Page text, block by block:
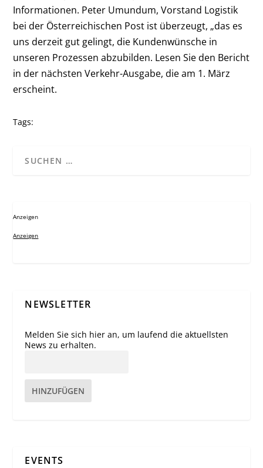
Informationen. Peter Umundum, Vorstand Logistik
bei der Österreichischen Post ist überzeugt, „das es
uns derzeit gut gelingt, die Kundenwünsche in
unseren Prozessen abzubilden. Lesen Sie den Bericht
in der nächsten Verkehr-Ausgabe, die am 1. März
erscheint.
Tags:
Anzeigen
Anzeigen
NEWSLETTER
Melden Sie sich hier an, um laufend die aktuellsten
News zu erhalten.
HINZUFÜGEN
EVENTS